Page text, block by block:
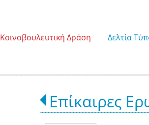
Κοινοβουλευτική Δράση Δελτία
Επίκαιρες